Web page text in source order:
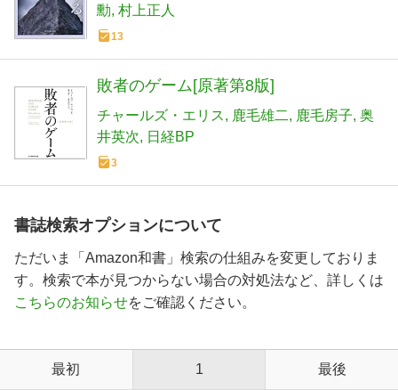
勳 村上正人
13
敗者のゲーム[原著第8版]
チャールズ・エリス 鹿毛雄二 鹿毛房子 奥
井英次
日経BP
3
書誌検索オプションについて
ただいま「Amazon和書」検索の仕組みを変更しておりま
す。検索で本が見つからない場合の対処法など、詳しくは
こちらのお知らせをご確認ください。
最初 1 最後